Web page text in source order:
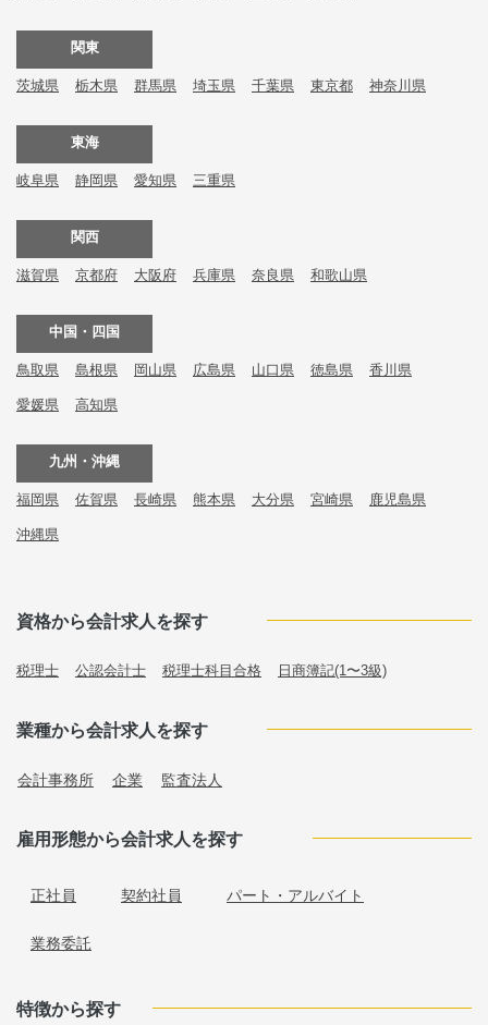
関東
茨城県 栃木県 群馬県 埼玉県 千葉県 東京都 神奈川県
東海
岐阜県 静岡県 愛知県 三重県
関西
滋賀県 京都府 大阪府 兵庫県 奈良県 和歌山県
中国・四国
鳥取県 島根県 岡山県 広島県 山口県 徳島県 香川県
愛媛県 高知県
九州・沖縄
福岡県 佐賀県 長崎県 熊本県 大分県 宮崎県 鹿児島県
沖縄県
資格から会計求人を探す
税理士 公認会計士 税理士科目合格 日商簿記(1〜3級)
業種から会計求人を探す
会計事務所 企業 監査法人
雇用形態から会計求人を探す
正社員 契約社員 パート・アルバイト
業務委託
特徴から探す